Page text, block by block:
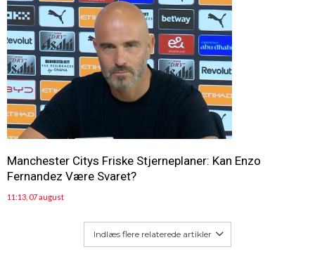
Manchester Citys Friske Stjerneplaner: Kan Enzo
Fernandez Være Svaret?
11:13, 07 august
Indlæs flere relaterede artikler